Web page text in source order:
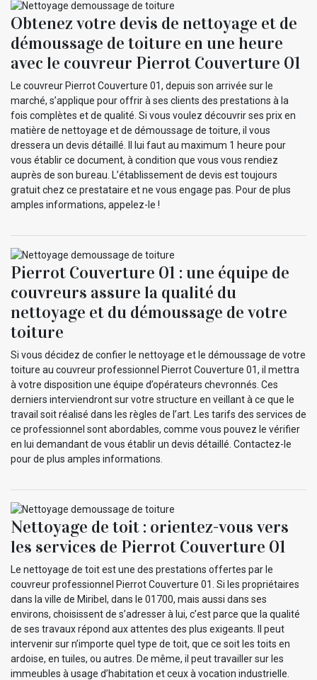
Obtenez votre devis de nettoyage et de
démoussage de toiture en une heure
avec le couvreur Pierrot Couverture 01
Le couvreur Pierrot Couverture 01, depuis son arrivée sur le
marché, s’applique pour offrir à ses clients des prestations à la
fois complètes et de qualité. Si vous voulez découvrir ses prix en
matière de nettoyage et de démoussage de toiture, il vous
dressera un devis détaillé. Il lui faut au maximum 1 heure pour
vous établir ce document, à condition que vous vous rendiez
auprès de son bureau. L’établissement de devis est toujours
gratuit chez ce prestataire et ne vous engage pas. Pour de plus
amples informations, appelez-le !
Pierrot Couverture 01 : une équipe de
couvreurs assure la qualité du
nettoyage et du démoussage de votre
toiture
Si vous décidez de confier le nettoyage et le démoussage de votre
toiture au couvreur professionnel Pierrot Couverture 01, il mettra
à votre disposition une équipe d’opérateurs chevronnés. Ces
derniers interviendront sur votre structure en veillant à ce que le
travail soit réalisé dans les règles de l’art. Les tarifs des services de
ce professionnel sont abordables, comme vous pouvez le vérifier
en lui demandant de vous établir un devis détaillé. Contactez-le
pour de plus amples informations.
Nettoyage de toit : orientez-vous vers
les services de Pierrot Couverture 01
Le nettoyage de toit est une des prestations offertes par le
couvreur professionnel Pierrot Couverture 01. Si les propriétaires
dans la ville de Miribel, dans le 01700, mais aussi dans ses
environs, choisissent de s’adresser à lui, c’est parce que la qualité
de ses travaux répond aux attentes des plus exigeants. Il peut
intervenir sur n’importe quel type de toit, que ce soit les toits en
ardoise, en tuiles, ou autres. De même, il peut travailler sur les
immeubles à usage d’habitation et ceux à vocation industrielle.